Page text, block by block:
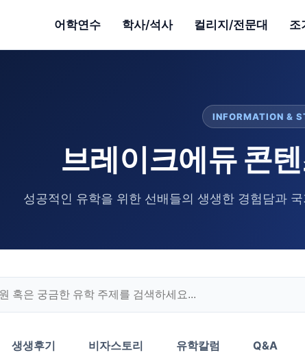
어학연수 학사/석사 컬리지/전문대 조
INFORMATION &
브레이크에듀 콘
성공적인 유학을 위한 선배들의 생생한 경험담과
생생후기 비자스토리 유학칼럼 Q&A